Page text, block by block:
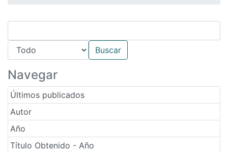
Navegar
Últimos publicados
Autor
Año
Título Obtenido - Año